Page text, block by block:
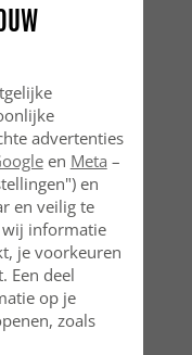
advertenties
en Meta –
en
en veilig te
informatie
je voorkeuren
Een deel
op je
zoals